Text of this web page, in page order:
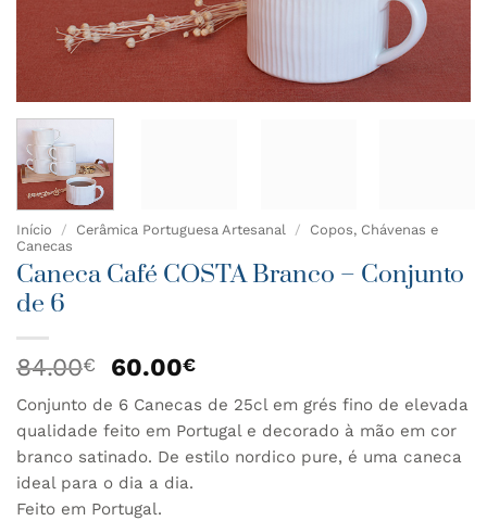
Início / Cerâmica Portuguesa Artesanal /
Copos, Chávenas e
Canecas
Caneca Café COSTA Branco – Conjunto
de 6
84.00€
O
original
era:
84.00€.
60.00€O
atual
é:
60.00€.
Conjunto de 6 Canecas de 25cl em grés fino de elevada
qualidade feito em Portugal e decorado à mão em cor
branco satinado. De estilo nordico pure, é uma caneca
ideal para o dia a dia.
Feito em Portugal.